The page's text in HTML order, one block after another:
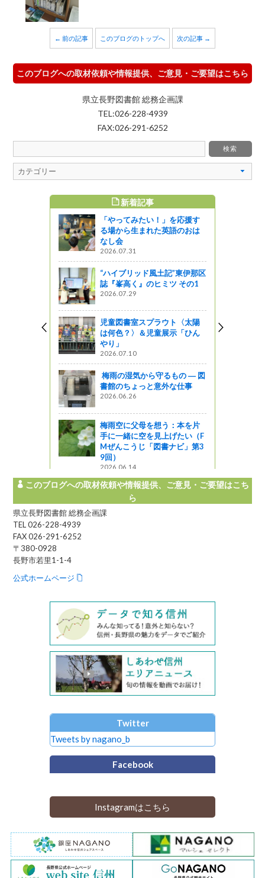
← 前の記事 このブログのトップへ 次の記事 →
このブログへの取材依頼や情報提供、ご意見・ご要望はこちら
県立長野図書館 総務企画課
TEL:026-228-4939
FAX:026-291-6252
新着記事
「やってみたい！」を応援す
る場から生まれた英語のおは
なし会
2026.07.31
“ハイブリッド風土記”東伊那区
誌『峯高く』のヒミツ その1
2026.07.29
児童図書室スプラウト〈太陽
は何色？〉＆児童展示「ひん
やり」
2026.07.10
梅雨の湿気から守るもの ― 図
書館のちょっと意外な仕事
2026.06.26
梅雨空に父母を想う：本を片
手に一緒に空を見上げたい（F
Mぜんこうじ「図書ナビ」第3
9回）
2026.06.14
このブログへの取材依頼や情報提供、ご意見・ご要望はこち
ら
県立長野図書館 総務企画課
TEL 026-228-4939
FAX 026-291-6252
〒380-0928
長野市若里1-1-4
公式ホームページ
Twitter
Tweets by nagano_b
Facebook
Instagramはこちら